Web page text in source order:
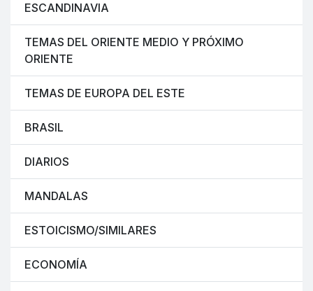
ESCANDINAVIA
TEMAS DEL ORIENTE MEDIO Y PRÓXIMO
ORIENTE
TEMAS DE EUROPA DEL ESTE
BRASIL
DIARIOS
MANDALAS
ESTOICISMO/SIMILARES
ECONOMÍA